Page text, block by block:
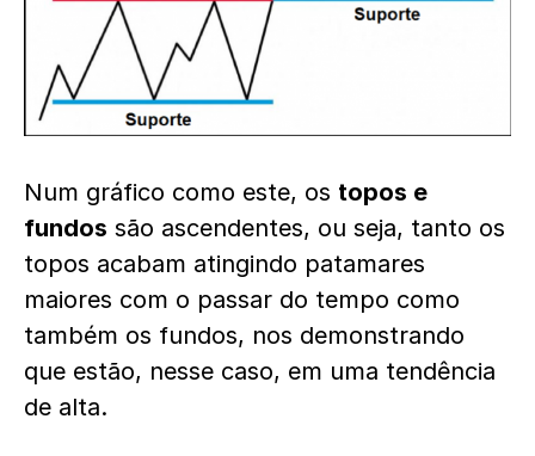
Num gráfico como este, os topos e
fundos são ascendentes, ou seja, tanto os
topos acabam atingindo patamares
maiores com o passar do tempo como
também os fundos, nos demonstrando
que estão, nesse caso, em uma tendência
de alta.